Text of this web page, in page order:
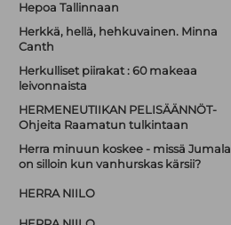
Hepoa Tallinnaan
Herkkä, hellä, hehkuvainen. Minna
Canth
Herkulliset piirakat : 60 makeaa
leivonnaista
HERMENEUTIIKAN PELISÄÄNNÖT-
Ohjeita Raamatun tulkintaan
Herra minuun koskee - missä Jumala
on silloin kun vanhurskas kärsii?
HERRA NIILO